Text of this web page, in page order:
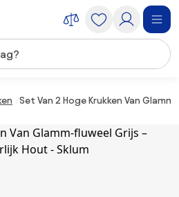
Set Van 2 Hoge Krukken Van